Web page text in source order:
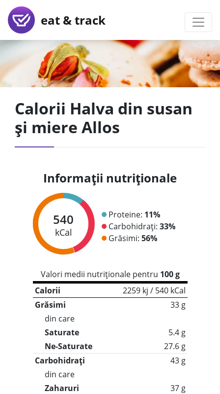
eat & track
Calorii Halva din susan
și miere Allos
Informații nutriționale
540
kCal
Proteine: 11%
Carbohidrați: 33%
Grăsimi: 56%
Valori medii nutriționale pentru 100 g
Calorii
2259 kj / 540 kCal
Grăsimi
33 g
din care
Saturate
5.4 g
Ne-Saturate
27.6 g
Carbohidrați
43 g
din care
Zaharuri
37 g